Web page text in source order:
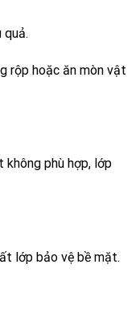
rộp hoặc ăn mòn vật
không phù hợp, lớp
lớp bảo vệ bề mặt.